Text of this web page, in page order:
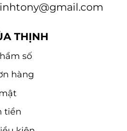
THỊNH
số
hàng
tiền